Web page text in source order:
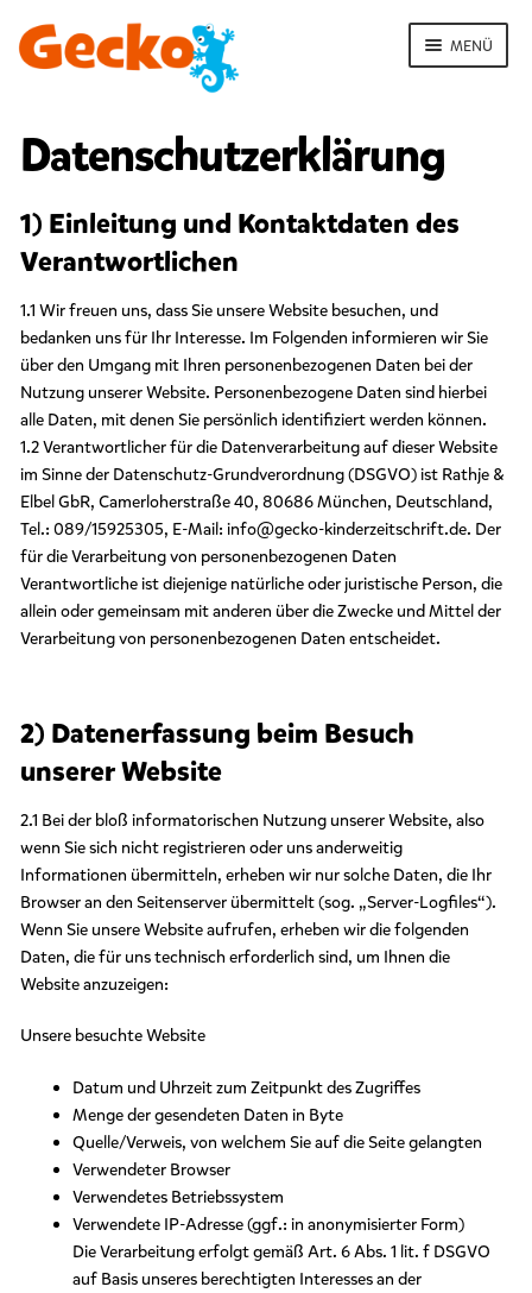
Navigation
springen
Inhalt
springen
MENÜ
r
t
t
e
n
s
c
t
z
e
r
k
l
n
Datenschutzerklärung
1) Einleitung und Kontaktdaten des
Verantwortlichen
1.1 Wir freuen uns, dass Sie unsere Website besuchen, und
bedanken uns für Ihr Interesse. Im Folgenden informieren wir Sie
über den Umgang mit Ihren personenbezogenen Daten bei der
Nutzung unserer Website. Personenbezogene Daten sind hierbei
alle Daten, mit denen Sie persönlich identifiziert werden können.
1.2 Verantwortlicher für die Datenverarbeitung auf dieser Website
im Sinne der Datenschutz-Grundverordnung (DSGVO) ist Rathje &
Elbel GbR, Camerloherstraße 40, 80686 München, Deutschland,
Tel.: 089/15925305, E-Mail: info@gecko-kinderzeitschrift.de. Der
für die Verarbeitung von personenbezogenen Daten
Verantwortliche ist diejenige natürliche oder juristische Person, die
allein oder gemeinsam mit anderen über die Zwecke und Mittel der
Verarbeitung von personenbezogenen Daten entscheidet.
2) Datenerfassung beim Besuch
unserer Website
2.1 Bei der bloß informatorischen Nutzung unserer Website, also
wenn Sie sich nicht registrieren oder uns anderweitig
Informationen übermitteln, erheben wir nur solche Daten, die Ihr
Browser an den Seitenserver übermittelt (sog. „Server-Logfiles“).
Wenn Sie unsere Website aufrufen, erheben wir die folgenden
Daten, die für uns technisch erforderlich sind, um Ihnen die
Website anzuzeigen:
Unsere besuchte Website
Datum und Uhrzeit zum Zeitpunkt des Zugriffes
Menge der gesendeten Daten in Byte
Quelle/Verweis, von welchem Sie auf die Seite gelangten
Verwendeter Browser
Verwendetes Betriebssystem
Verwendete IP-Adresse (ggf.: in anonymisierter Form)
Die Verarbeitung erfolgt gemäß Art. 6 Abs. 1 lit. f DSGVO
auf Basis unseres berechtigten Interesses an der